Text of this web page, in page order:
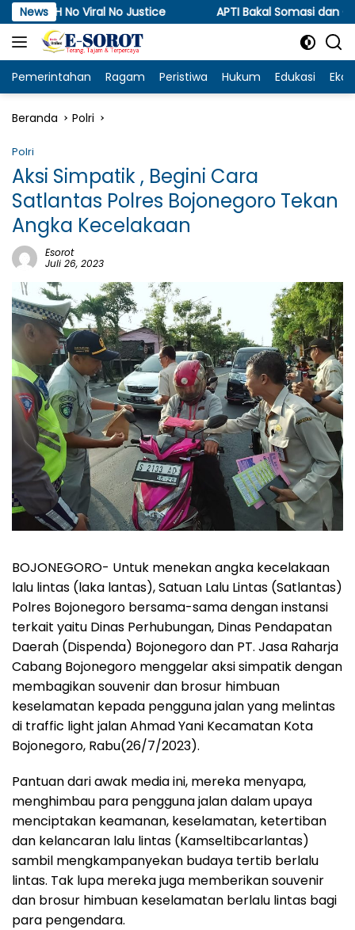
Langsung
ke
konten
News
No Justice APTI Bakal Somasi dan Gugat KPPU,
Pemerintahan Ragam Peristiwa Hukum Edukasi
Beranda Polri
Polri
Aksi Simpatik , Begini Cara
Satlantas Polres Bojonegoro Tekan
Angka Kecelakaan
Esorot
Juli 26, 2023
BOJONEGORO- Untuk menekan angka kecelakaan
lalu lintas (laka lantas), Satuan Lalu Lintas (Satlantas)
Polres Bojonegoro bersama-sama dengan instansi
terkait yaitu Dinas Perhubungan, Dinas Pendapatan
Daerah (Dispenda) Bojonegoro dan PT. Jasa Raharja
Cabang Bojonegoro menggelar aksi simpatik dengan
membagikan souvenir dan brosur himbuan
keselamatan kepada pengguna jalan yang melintas
di traffic light jalan Ahmad Yani Kecamatan Kota
Bojonegoro, Rabu(26/7/2023).
Pantuan dari awak media ini, mereka menyapa,
menghimbau para pengguna jalan dalam upaya
menciptakan keamanan, keselamatan, ketertiban
dan kelancaran lalu lintas (Kamseltibcarlantas)
sambil mengkampanyekan budaya tertib berlalu
lintas. Tak lupa mereka juga memberikan souvenir
dan brosur himbuan keselamatan berlalu lintas bagi
para pengendara.